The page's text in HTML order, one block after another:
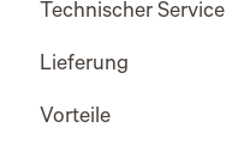
Technischer Service
Lieferung
Vorteile